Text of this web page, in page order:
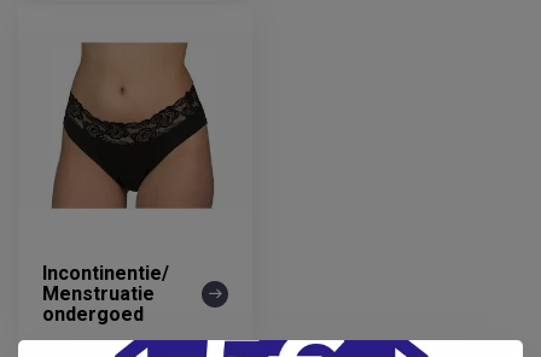
Incontinentie/
Menstruatie
ondergoed